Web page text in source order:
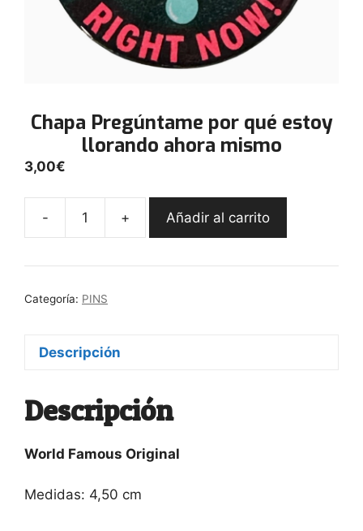
Chapa Pregúntame por qué estoy
llorando ahora mismo
3,00€
-
Chapa
por
+ Añadir al carrito
Categoría: PINS
Descripción
Descripción
World Famous Original
Medidas: 4,50 cm